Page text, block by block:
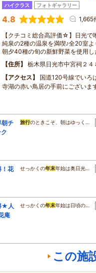
ハイクラス フォトギャラリー
4.8 1,665
【クチコミ総合高評価☆】日光
純泉の2種の温泉を満喫♪全20室
朝夕40種の旬の新鮮野菜を使用
住所
栃木県日光市中宮祠２４
アクセス
国道120号線でいろ
寺湖の赤い鳥居の手前にございま
朝チ
旅行のときこそ、朝はゆっく…
！花
せっかくの年末年始は奥日光…
★人
庵
せっかくの年末年始は日頃の…
この施